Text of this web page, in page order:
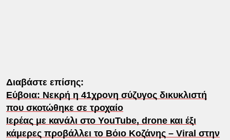
Διαβάστε επίσης:
Εύβοια: Νεκρή η 41χρονη σύζυγος δικυκλιστή
που σκοτώθηκε σε τροχαίο
Ιερέας με κανάλι στο YouTube, drone και έξι
κάμερες προβάλλει το Βόιο Κοζάνης – Viral στην